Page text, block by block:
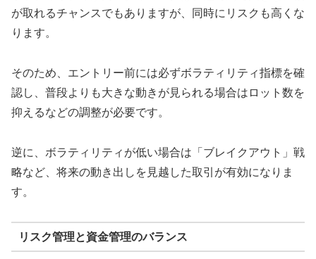
が取れるチャンスでもありますが、同時にリスクも高くな
ります。
そのため、エントリー前には必ずボラティリティ指標を確
認し、普段よりも大きな動きが見られる場合はロット数を
抑えるなどの調整が必要です。
逆に、ボラティリティが低い場合は「ブレイクアウト」戦
略など、将来の動き出しを見越した取引が有効になりま
す。
リスク管理と資金管理のバランス